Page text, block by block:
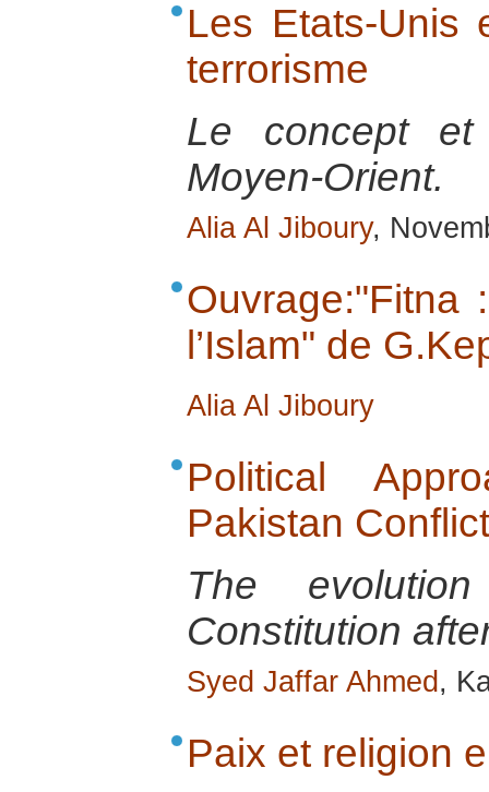
Les Etats-Unis
terrorisme
Le concept
Moyen-Orient.
Alia Al Jiboury,
Ouvrage:"Fitna
l’Islam" de
Alia Al Jiboury
Political
Pakistan Conflict
The
Constitution
Syed Jaffar Ahmed ,
Paix et religion